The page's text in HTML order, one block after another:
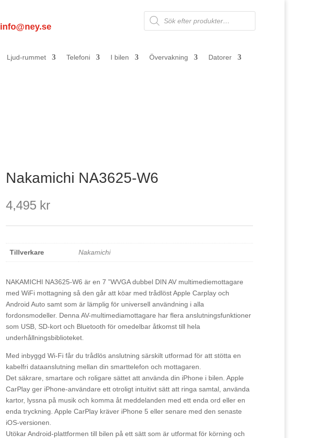
info@ney.se
Products
search
Ljud-rummet Telefoni I bilen Övervakning
Datorer
Nakamichi NA3625-W6
4,495 kr
Tillverkare Nakamichi
NAKAMICHI NA3625-W6 är en 7 ”WVGA dubbel DIN AV multimediemottagare
med WiFi mottagning så den går att köar med trådlöst Apple Carplay och
Android Auto samt som är lämplig för universell användning i alla
fordonsmodeller. Denna AV-multimediamottagare har flera anslutningsfunktioner
som USB, SD-kort och Bluetooth för omedelbar åtkomst till hela
underhållningsbiblioteket.
Med inbyggd Wi-Fi får du trådlös anslutning särskilt utformad för att stötta en
kabelfri dataanslutning mellan din smarttelefon och mottagaren.
Det säkrare, smartare och roligare sättet att använda din iPhone i bilen. Apple
CarPlay ger iPhone-användare ett otroligt intuitivt sätt att ringa samtal, använda
kartor, lyssna på musik och komma åt meddelanden med ett enda ord eller en
enda tryckning. Apple CarPlay kräver iPhone 5 eller senare med den senaste
iOS-versionen.
Utökar Android-plattformen till bilen på ett sätt som är utformat för körning och